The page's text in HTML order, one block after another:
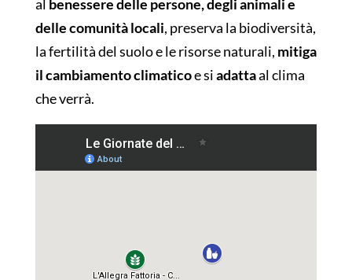
al benessere delle persone, degli animali e
delle comunità locali, preserva la biodiversità,
la fertilità del suolo e le risorse naturali, mitiga
il cambiamento climaticoe siadattaal clima
che verrà.